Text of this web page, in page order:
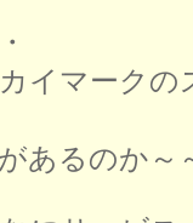
イマークの
るのか～